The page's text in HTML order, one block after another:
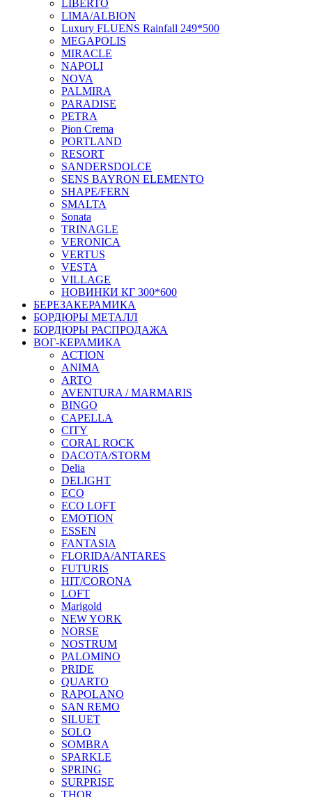
LIBERTO
LIMA/ALBION
Luxury FLUENS Rainfall 249*500
MEGAPOLIS
MIRACLE
NAPOLI
NOVA
PALMIRA
PARADISE
PETRA
Pion Crema
PORTLAND
RESORT
SANDERSDOLCE
SENS BAYRON ELEMENTO
SHAPE/FERN
SMALTA
Sonata
TRINAGLE
VERONICA
VERTUS
VESTA
VILLAGE
НОВИНКИ КГ 300*600
БЕРЕЗАКЕРАМИКА
БОРДЮРЫ МЕТАЛЛ
БОРДЮРЫ РАСПРОДАЖА
ВОГ-КЕРАМИКА
ACTION
ANIMA
ARTO
AVENTURA / MARMARIS
BINGO
CAPELLA
CITY
CORAL ROCK
DACOTA/STORM
Delia
DELIGHT
ECO
ECO LOFT
EMOTION
ESSEN
FANTASIA
FLORIDA/ANTARES
FUTURIS
HIT/CORONA
LOFT
Marigold
NEW YORK
NORSE
NOSTRUM
PALOMINO
PRIDE
QUARTO
RAPOLANO
SAN REMO
SILUET
SOLO
SOMBRA
SPARKLE
SPRING
SURPRISE